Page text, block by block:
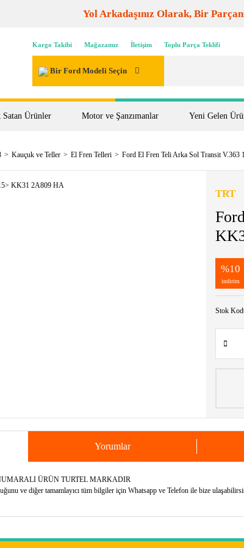
Yol Arkadaşınız Olarak, Bir
Kargo Takibi Mağazamız İletişim Toplu Parça Teklifi
Bir Ford Modeli Seçin
Satan Ürünler Motor ve Şanzımanlar Yeni Gelen
Kauçuk ve Teller El Fren Telleri Ford El Fren Teli Arka Sol Transit
TRT
%10
indirim
Stok
Yorumlar
ÜRÜN TURTEL MARKADIR
ve diğer tamamlayıcı tüm bilgiler için Whatsapp ve Telefon ile bize